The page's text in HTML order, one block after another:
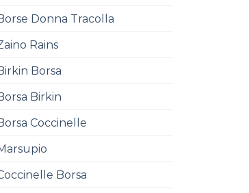
Donna Tracolla
Rains
Borsa
Birkin
Coccinelle
Borsa